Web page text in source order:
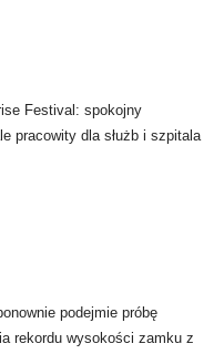
Festival: spokojny
pracowity dla służb i szpitala
podejmie próbę
rekordu wysokości zamku z